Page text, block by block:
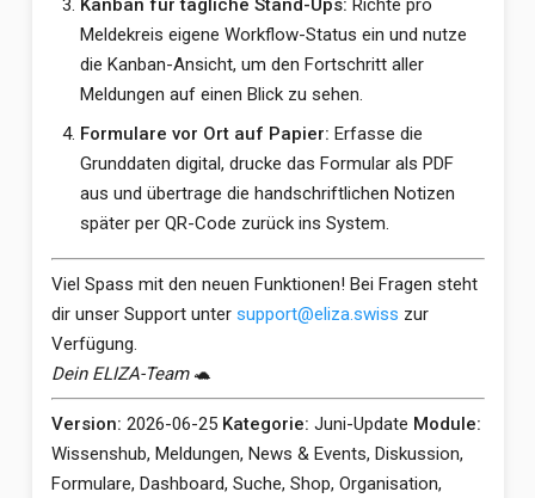
Kanban für tägliche Stand-Ups: Richte pro
Meldekreis eigene Workflow-Status ein und nutze
die Kanban-Ansicht, um den Fortschritt aller
Meldungen auf einen Blick zu sehen.
Formulare vor Ort auf Papier: Erfasse die
Grunddaten digital, drucke das Formular als PDF
aus und übertrage die handschriftlichen Notizen
später per QR-Code zurück ins System.
Viel Spass mit den neuen Funktionen! Bei Fragen steht
dir unser Support unter support@eliza.swiss zur
Verfügung.
Dein ELIZA-Team🐢
Version: 2026-06-25 Kategorie: Juni-Update Module:
Wissenshub, Meldungen, News & Events, Diskussion,
Formulare, Dashboard, Suche, Shop, Organisation,